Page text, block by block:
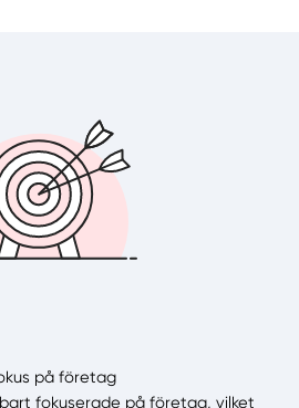
på företag
fokuserade på företag, vilket